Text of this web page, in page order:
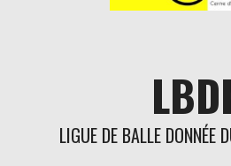
LIGUE DE BALLE DONNÉE